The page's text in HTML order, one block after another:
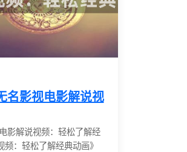
名影视电影解说视
影解说视频：轻松了解经
：轻松了解经典动画》